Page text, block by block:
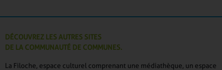
DÉCOUVREZ LES AUTRES SITES
DE LA COMMUNAUTÉ DE COMMUNES.
La Filoche, espace culturel comprenant une médiathèque, un espace